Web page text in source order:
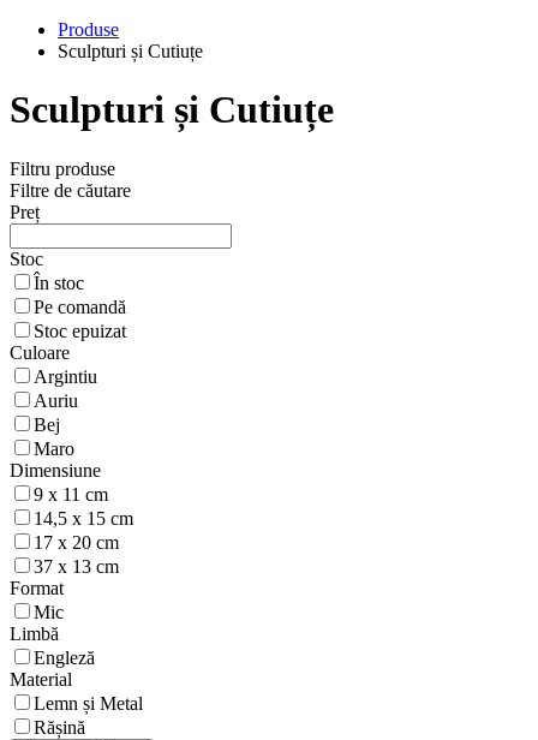
Produse
Sculpturi și Cutiuțe
Sculpturi și Cutiuțe
Filtru produse
Filtre de căutare
Preț
Stoc
În stoc
Pe comandă
Stoc epuizat
Culoare
Argintiu
Auriu
Bej
Maro
Dimensiune
9 x 11 cm
14,5 x 15 cm
17 x 20 cm
37 x 13 cm
Format
Mic
Limbă
Engleză
Material
Lemn și Metal
Rășină